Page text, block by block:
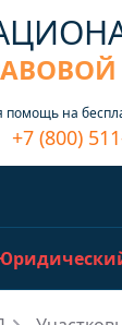
на
+7 (800)